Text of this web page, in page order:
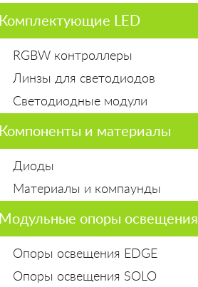
Комплектующие LED
RGBW контроллеры
Линзы для светодиодов
Светодиодные модули
Компоненты и материалы
Диоды
Материалы и компаунды
Модульные опоры освещения
Опоры освещения EDGE
Опоры освещения SOLO